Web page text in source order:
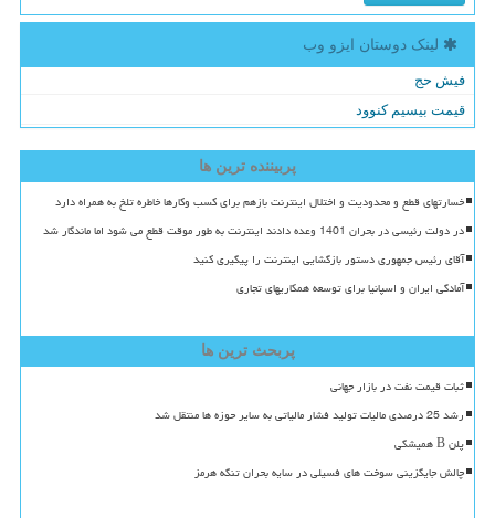
لینک دوستان ایزو وب
فیش حج
قیمت بیسیم کنوود
پربیننده ترین ها
خسارتهای قطع و محدودیت و اختلال اینترنت بازهم برای کسب وکارها خاطره تلخ به همراه دارد
در دولت رئیسی در بحران 1401 وعده دادند اینترنت به طور موقت قطع می شود اما ماندگار شد
آقای رئیس جمهوری دستور بازگشایی اینترنت را پیگیری کنید
آمادگی ایران و اسپانیا برای توسعه همکاریهای تجاری
پربحث ترین ها
ثبات قیمت نفت در بازار جهانی
رشد 25 درصدی مالیات تولید فشار مالیاتی به سایر حوزه ها منتقل شد
پلن B همیشگی
چالش جایگزینی سوخت های فسیلی در سایه بحران تنگه هرمز